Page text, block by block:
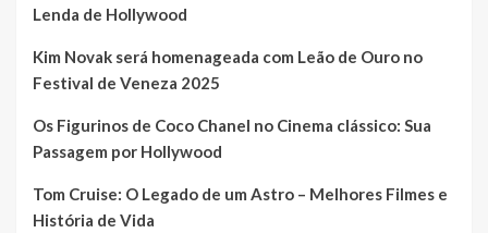
Lenda de Hollywood
Kim Novak será homenageada com Leão de Ouro no
Festival de Veneza 2025
Os Figurinos de Coco Chanel no Cinema clássico: Sua
Passagem por Hollywood
Tom Cruise: O Legado de um Astro – Melhores Filmes e
História de Vida